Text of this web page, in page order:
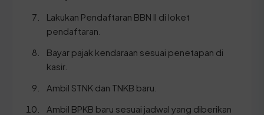
Lakukan Pendaftaran BBN II di loket
pendaftaran.
Bayar pajak kendaraan sesuai penetapan di
kasir.
Ambil STNK dan TNKB baru.
Ambil BPKB baru sesuai jadwal yang diberikan